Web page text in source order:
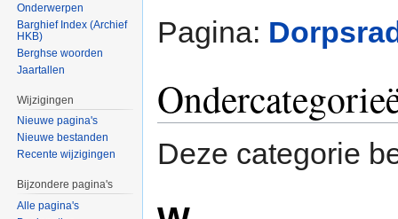
Pagina:
Deze categorie
Onderwerpen
Barghief Index (Archief
HKB)
Berghse woorden
Jaartallen
Wijzigingen
Nieuwe pagina's
Nieuwe bestanden
Recente wijzigingen
Bijzondere pagina's
Alle pagina's